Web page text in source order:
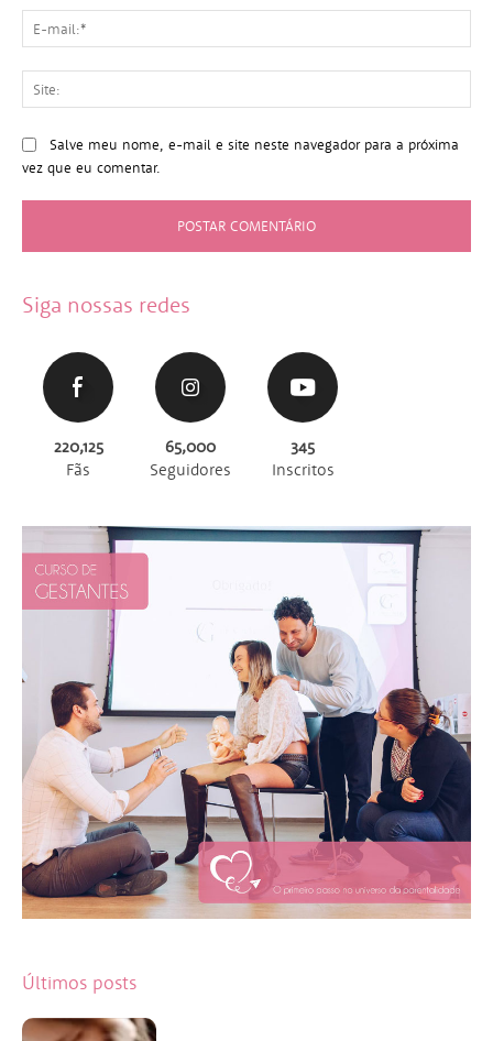
Salve meu nome, e-mail e site neste navegador para a próxima
vez que eu comentar.
Siga nossas redes
220,125
Fãs
65,000
Seguidores
345
Inscritos
Últimos posts